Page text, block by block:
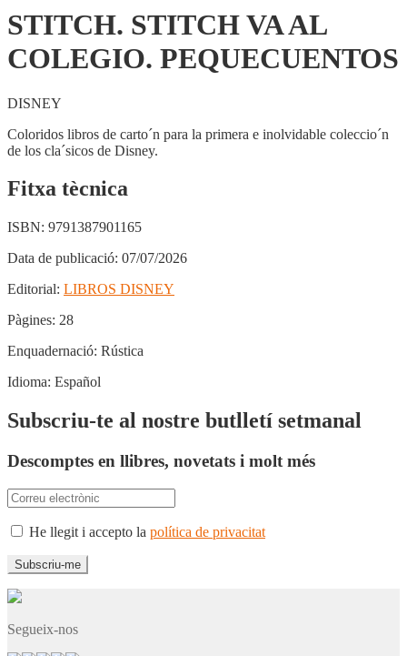
STITCH. STITCH VA AL
COLEGIO. PEQUECUENTOS
DISNEY
Coloridos libros de carto´n para la primera e inolvidable coleccio´n
de los cla´sicos de Disney.
Fitxa tècnica
ISBN: 9791387901165
Data de publicació: 07/07/2026
Editorial: LIBROS DISNEY
Pàgines: 28
Enquadernació: Rústica
Idioma: Español
Subscriu-te al nostre butlletí setmanal
Descomptes en llibres, novetats i molt més
He llegit i accepto la política de privacitat
Segueix-nos